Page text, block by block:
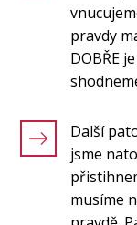
pravdy
DOBŘE
Další
jsme
musíme